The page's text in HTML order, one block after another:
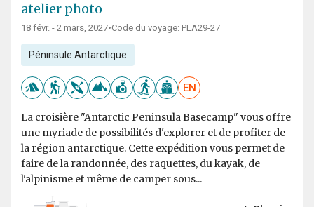
atelier photo
18 févr. - 2 mars, 2027•Code du voyage: PLA29-27
Péninsule Antarctique
EN
La croisière "Antarctic Peninsula Basecamp" vous offre
une myriade de possibilités d'explorer et de profiter de
la région antarctique. Cette expédition vous permet de
faire de la randonnée, des raquettes, du kayak, de
l'alpinisme et même de camper sous...